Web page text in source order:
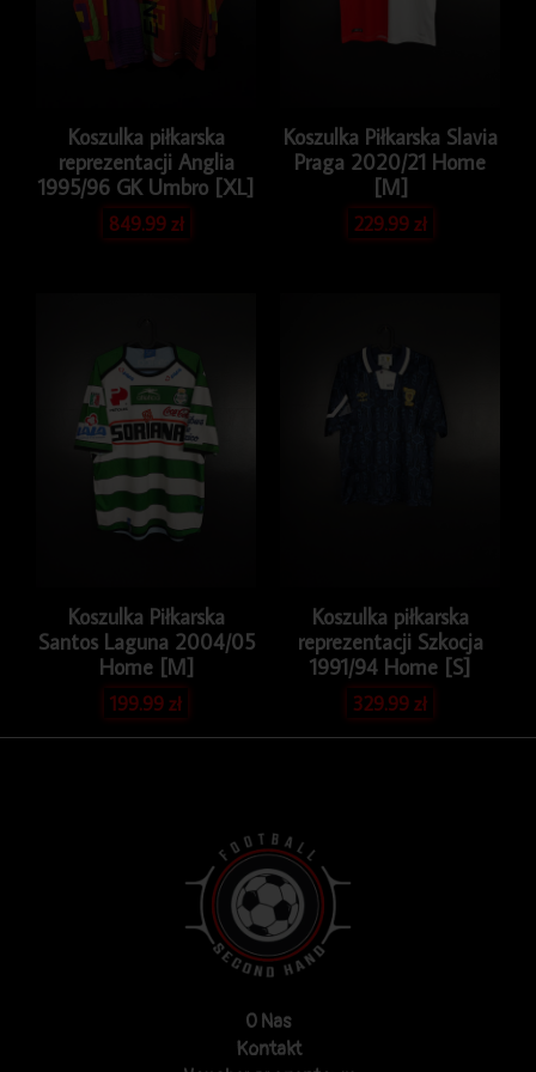
Koszulka piłkarska
reprezentacji Anglia
1995/96 GK Umbro [XL]
849.99zł
Koszulka Piłkarska Slavia
Praga 2020/21 Home
[M]
229.99zł
Koszulka Piłkarska
Santos Laguna 2004/05
Home [M]
199.99zł
Koszulka piłkarska
reprezentacji Szkocja
1991/94 Home [S]
329.99zł
O Nas
Kontakt